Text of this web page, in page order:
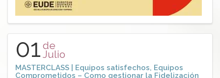
01 de
Julio
MASTERCLASS | Equipos satisfechos, Equipos
Comprometidos – Como gestionar la Fidelización